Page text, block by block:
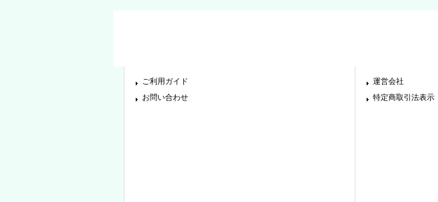
ご利用ガイド
お問い合わせ
運営会社
特定商取引法表示